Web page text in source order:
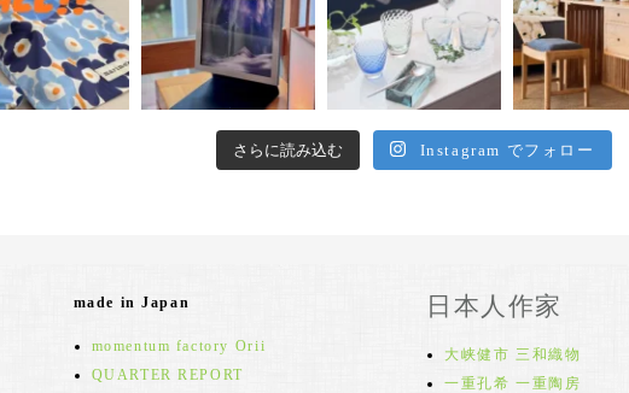
さらに読み込む Instagram でフォロー
made in Japan
momentum factory Orii
QUARTER REPORT
日本人作家
大峡健市 三和織物
一重孔希 一重陶房